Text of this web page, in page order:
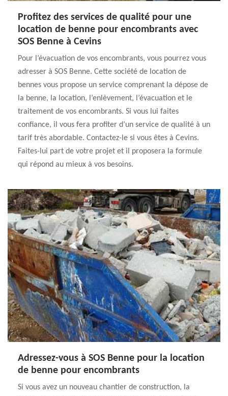
Profitez des services de qualité pour une
location de benne pour encombrants avec
SOS Benne à Cevins
Pour l’évacuation de vos encombrants, vous pourrez vous
adresser à SOS Benne. Cette société de location de
bennes vous propose un service comprenant la dépose de
la benne, la location, l’enlèvement, l’évacuation et le
traitement de vos encombrants. Si vous lui faites
confiance, il vous fera profiter d’un service de qualité à un
tarif très abordable. Contactez-le si vous êtes à Cevins.
Faites-lui part de votre projet et il proposera la formule
qui répond au mieux à vos besoins.
Adressez-vous à SOS Benne pour la location
de benne pour encombrants
Si vous avez un nouveau chantier de construction, la